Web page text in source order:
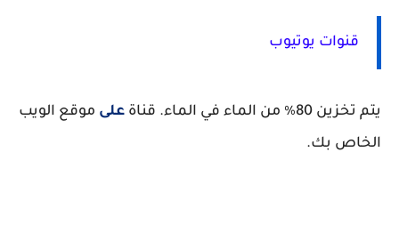
قنوات يوتيوب
يتم تخزين 80٪ من الماء في الماء. قناة على موقع الويب
الخاص بك.